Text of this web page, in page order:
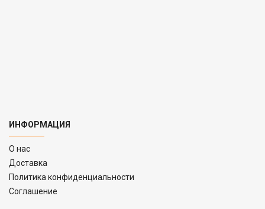
ИНФОРМАЦИЯ
O нас
Доставка
Политика конфиденциальности
Соглашение